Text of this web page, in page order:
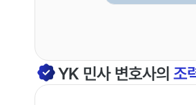
YK 민사변호사의조